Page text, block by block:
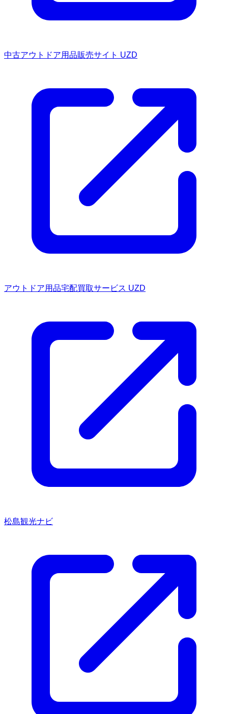
中古アウトドア用品販売サイト UZD
アウトドア用品宅配買取サービス UZD
松島観光ナビ